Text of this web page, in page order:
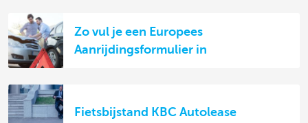
Zo vul je een Europees
Aanrijdingsformulier in
Fietsbijstand KBC Autolease